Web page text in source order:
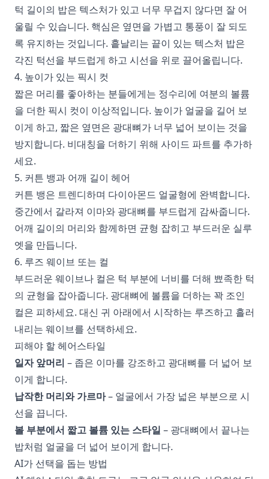
턱 길이의 밥은 텍스처가 있고 너무 무겁지 않다면 잘 어
울릴 수 있습니다. 핵심은 옆면을 가볍고 통풍이 잘 되도
록 유지하는 것입니다. 흩날리는 끝이 있는 텍스처 밥은
각진 턱선을 부드럽게 하고 시선을 위로 끌어올립니다.
4. 높이가 있는 픽시 컷
짧은 머리를 좋아하는 분들에게는 정수리에 여분의 볼륨
을 더한 픽시 컷이 이상적입니다. 높이가 얼굴을 길어 보
이게 하고, 짧은 옆면은 광대뼈가 너무 넓어 보이는 것을
방지합니다. 비대칭을 더하기 위해 사이드 파트를 추가하
세요.
5. 커튼 뱅과 어깨 길이 헤어
커튼 뱅은 트렌디하며 다이아몬드 얼굴형에 완벽합니다.
중간에서 갈라져 이마와 광대뼈를 부드럽게 감싸줍니다.
어깨 길이의 머리와 함께하면 균형 잡히고 부드러운 실루
엣을 만듭니다.
6. 루즈 웨이브 또는 컬
부드러운 웨이브나 컬은 턱 부분에 너비를 더해 뾰족한 턱
의 균형을 잡아줍니다. 광대뼈에 볼륨을 더하는 꽉 조인
컬은 피하세요. 대신 귀 아래에서 시작하는 루즈하고 흘러
내리는 웨이브를 선택하세요.
피해야 할 헤어스타일
일자 앞머리 – 좁은 이마를 강조하고 광대뼈를 더 넓어 보
이게 합니다.
납작한 머리와 가르마– 얼굴에서 가장 넓은 부분으로 시
선을 끕니다.
볼 부분에서 짧고 볼륨 있는 스타일 – 광대뼈에서 끝나는
밥처럼 얼굴을 더 넓어 보이게 합니다.
AI가 선택을 돕는 방법